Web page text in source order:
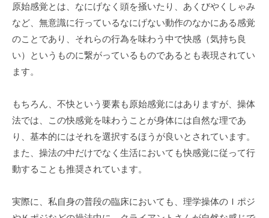
原始感覚とは、なにげなく頭を掻いたり、あくびやくしゃみ
など、無意識に行っているなにげない動作のなかにある感覚
のことであり、それらの行為を味わう中で快感（気持ち良
い）というものに繋がっているものであるとも表現されてい
ます。
もちろん、不快という要素も原始感覚にはありますが、操体
法では、この快感覚を味わうことが身体には自然な理であ
り、基本的にはそれを選択するほうが良いとされています。
また、操法の中だけでなく生活においても快感覚に従って行
動することも推奨されています。
実際に、私自身の普段の臨床においても、理学操体のＩポジ